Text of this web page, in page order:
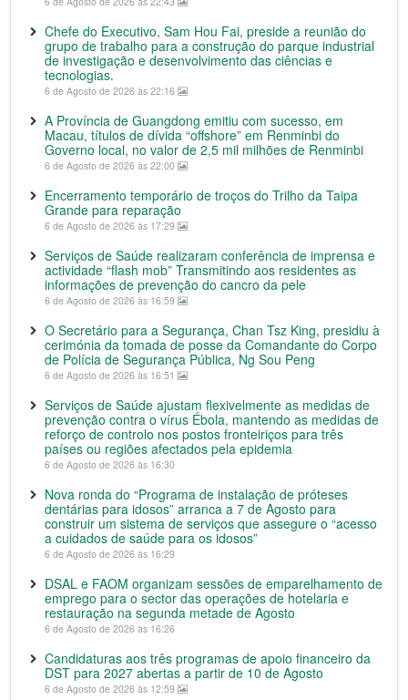
Chefe do Executivo, Sam Hou Fai, preside a reunião do
grupo de trabalho para a construção do parque industrial
de investigação e desenvolvimento das ciências e
tecnologias.
6 de Agosto de 2026 às 22:16
A Província de Guangdong emitiu com sucesso, em
Macau, títulos de dívida “offshore” em Renminbi do
Governo local, no valor de 2,5 mil milhões de Renminbi
6 de Agosto de 2026 às 22:00
Encerramento temporário de troços do Trilho da Taipa
Grande para reparação
6 de Agosto de 2026 às 17:29
Serviços de Saúde realizaram conferência de imprensa e
actividade “flash mob” Transmitindo aos residentes as
informações de prevenção do cancro da pele
6 de Agosto de 2026 às 16:59
O Secretário para a Segurança, Chan Tsz King, presidiu à
cerimónia da tomada de posse da Comandante do Corpo
de Polícia de Segurança Pública, Ng Sou Peng
6 de Agosto de 2026 às 16:51
Serviços de Saúde ajustam flexivelmente as medidas de
prevenção contra o vírus Ébola, mantendo as medidas de
reforço de controlo nos postos fronteiriços para três
países ou regiões afectados pela epidemia
6 de Agosto de 2026 às 16:30
Nova ronda do “Programa de instalação de próteses
dentárias para idosos” arranca a 7 de Agosto para
construir um sistema de serviços que assegure o “acesso
a cuidados de saúde para os idosos”
6 de Agosto de 2026 às 16:29
DSAL e FAOM organizam sessões de emparelhamento de
emprego para o sector das operações de hotelaria e
restauração na segunda metade de Agosto
6 de Agosto de 2026 às 16:26
Candidaturas aos três programas de apoio financeiro da
DST para 2027 abertas a partir de 10 de Agosto
6 de Agosto de 2026 às 12:59